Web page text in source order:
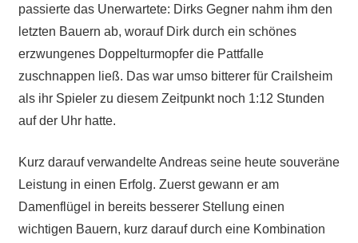
passierte das Unerwartete: Dirks Gegner nahm ihm den
letzten Bauern ab, worauf Dirk durch ein schönes
erzwungenes Doppelturmopfer die Pattfalle
zuschnappen ließ. Das war umso bitterer für Crailsheim
als ihr Spieler zu diesem Zeitpunkt noch 1:12 Stunden
auf der Uhr hatte.
Kurz darauf verwandelte Andreas seine heute souveräne
Leistung in einen Erfolg. Zuerst gewann er am
Damenflügel in bereits besserer Stellung einen
wichtigen Bauern, kurz darauf durch eine Kombination